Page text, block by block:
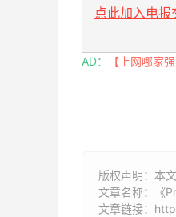
点此加入电报
AD： 【上网哪家
版权声明：本
文章名称：《
文章链接：